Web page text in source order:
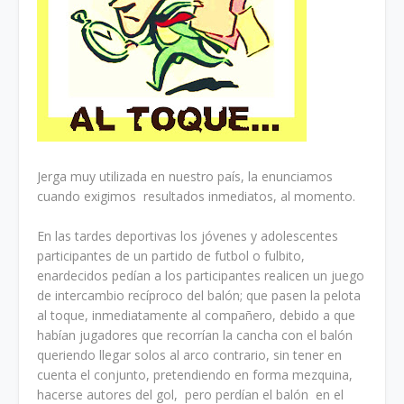
Jerga muy utilizada en nuestro país, la enunciamos
cuando exigimos resultados inmediatos, al momento.
En las tardes deportivas los jóvenes y adolescentes
participantes de un partido de futbol o fulbito,
enardecidos pedían a los participantes realicen un juego
de intercambio recíproco del balón; que pasen la pelota
al toque, inmediatamente al compañero, debido a que
habían jugadores que recorrían la cancha con el balón
queriendo llegar solos al arco contrario, sin tener en
cuenta el conjunto, pretendiendo en forma mezquina,
hacerse autores del gol, pero perdían el balón en el